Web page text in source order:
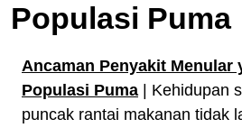
Populasi Puma
Ancaman Penyakit Menular
Populasi Puma | Kehidupan
puncak rantai makanan tidak